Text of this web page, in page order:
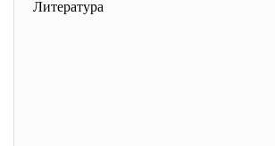
Литература